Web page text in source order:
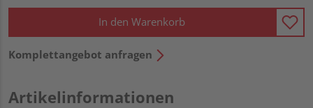
In den Warenkorb
Komplettangebot anfragen
Artikelinformationen